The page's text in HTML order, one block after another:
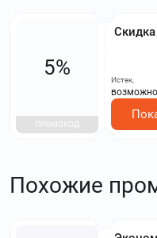
5%
ПРОМОКОД
Истек,
Похожие